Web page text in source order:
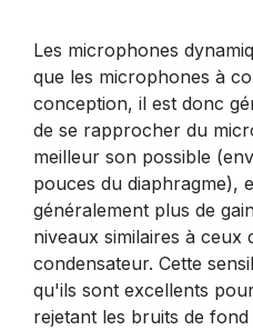
Les microphones
que les microphones à
conception, il est donc
de se rapprocher du
meilleur son possible
pouces du diaphragme),
généralement plus de
niveaux similaires à ceux
condensateur. Cette
qu'ils sont excellents
rejetant les bruits de